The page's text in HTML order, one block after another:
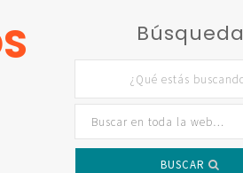
Búsqueda
BUSCAR